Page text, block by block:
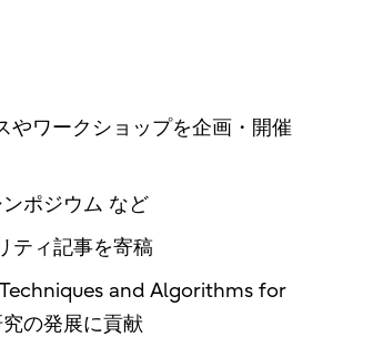
やワークショップを企画・開催
ポジウム など
ティ記事を寄稿
and Algorithms for
の発展に貢献